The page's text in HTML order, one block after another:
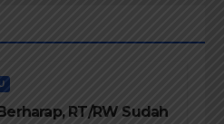
RT/RW Sudah